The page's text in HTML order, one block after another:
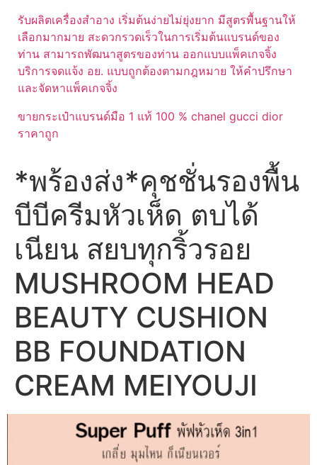
รับผลิตเครื่องสำอาง เริ่มต้นง่ายไม่ยุ่งยาก มีสูตรพื้นฐานให้
เลือกมากมาย สะดวกรวดเร็วในการเริ่มต้นแบรนด์ของ
ท่าน สามารถพัฒนาสูตรของท่าน ออกแบบแพ็คเกจจิ้ง
บริการจดแจ้ง อย. แบบถูกต้องตามกฎหมาย ให้คำปรึกษา
และจัดหาแพ็คเกจจิ้ง
ขายกระเป๋าแบรนด์มือ 1 แท้ 100 % chanel gucci dior
ราคาถูก
*พร้องส่ง*คุชชั่นรองพื้น
บีบีครีมหัวเห็ด ตบได้
เนียน สยบทุกริ้วรอย
MUSHROOM HEAD
BEAUTY CUSHION
BB FOUNDATION
CREAM MEIYOUJI